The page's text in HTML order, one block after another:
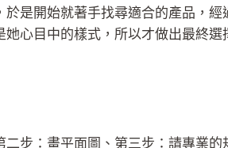
是開始就著手找尋適合的產品，
心目中的樣式，所以才做出最終
步：畫平面圖、第三步：請專業的